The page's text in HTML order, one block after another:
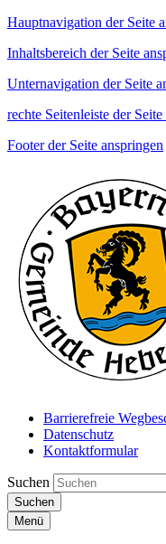
Hauptnavigation der Seite
Inhaltsbereich der Seite
Unternavigation der Seite
rechte Seitenleiste der
Footer der Seite anspringen
Barrierefreie
Datenschutz
Kontaktformular
Suchen
Suchen
Menü